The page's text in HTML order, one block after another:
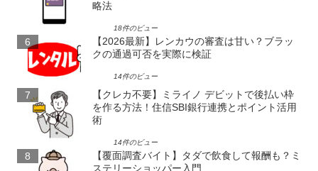
略法
18件のビュー
【2026最新】レンカウの審査は甘い？ブラッ
クの通過可否を実際に検証
14件のビュー
【クレカ不要】ミライノ デビットで後払い枠
を作る方法！住信SBI銀行連携とポイント活用
術
14件のビュー
【覆面調査バイト】タダで飲食して報酬も？ミ
ステリーショッパー入門